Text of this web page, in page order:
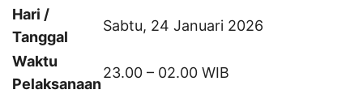
Hari /
Tanggal
Sabtu, 24 Januari 2026
Waktu
Pelaksanaan
23.00 – 02.00 WIB